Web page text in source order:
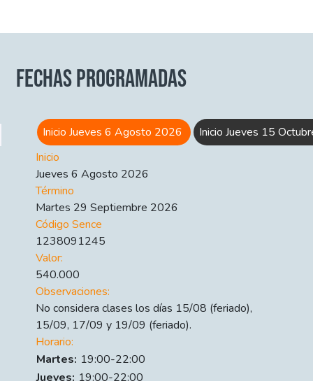
FECHAS PROGRAMADAS
Inicio Jueves 6 Agosto 2026
Inicio Jueves 15
Inicio
Jueves 6 Agosto 2026
Término
Martes 29 Septiembre 2026
Código Sence
1238091245
Valor:
540.000
Observaciones:
No considera clases los días 15/08 (feriado),
15/09, 17/09 y 19/09 (feriado).
Horario:
Día
Time slot
Comment
Martes: 19:00-22:00
Jueves: 19:00-22:00